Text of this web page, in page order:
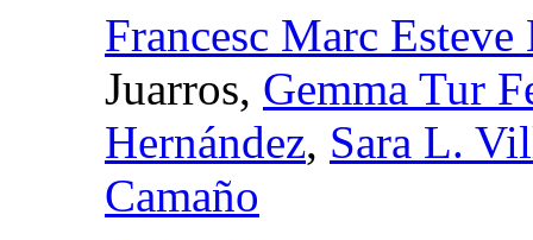
Francesc Marc
Juarros, Gemma Tur
Hernández, Sara L.
Camaño